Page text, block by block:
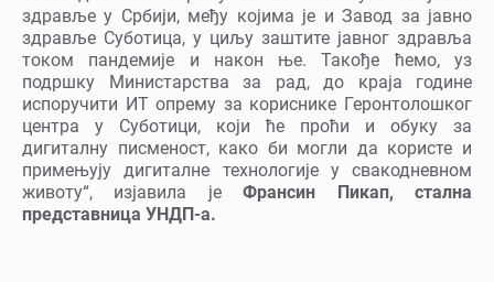
здравље у Србији, међу којима је и Завод за јавно
здравље Суботица, у циљу заштите јавног здравља
током пандемије и након ње. Такође ћемо, уз
подршку Министарства за рад, до краја године
испоручити ИТ опрему за кориснике Геронтолошког
центра у Суботици, који ће проћи и обуку за
дигиталну писменост, како би могли да користе и
примењују дигиталне технологије у свакодневном
животу“, изјавила јеФрансин Пикап, стална
представница УНДП-а.